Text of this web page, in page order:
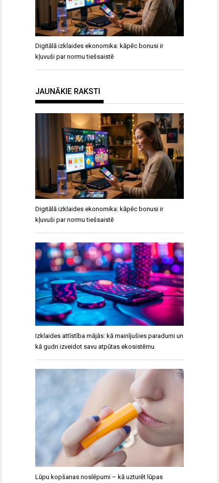
Digitālā izklaides ekonomika: kāpēc bonusi ir
kļuvuši par normu tiešsaistē
JAUNĀKIE RAKSTI
Digitālā izklaides ekonomika: kāpēc bonusi ir
kļuvuši par normu tiešsaistē
Izklaides attīstība mājās: kā mainījušies paradumi un
kā gudri izveidot savu atpūtas ekosistēmu
Lūpu kopšanas noslēpumi – kā uzturēt lūpas